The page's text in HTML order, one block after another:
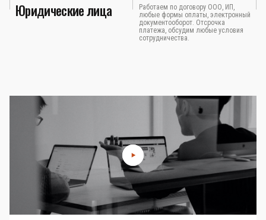
Юридические лица
Работаем по договору ООО, ИП,
любые формы оплаты, электронный
документооборот. Отсрочка
платежа, обсудим любые условия
сотрудничества.